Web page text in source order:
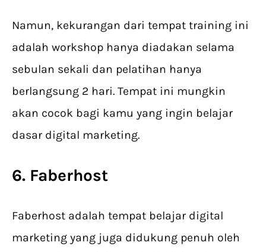
Namun, kekurangan dari tempat training ini
adalah workshop hanya diadakan selama
sebulan sekali dan pelatihan hanya
berlangsung 2 hari. Tempat ini mungkin
akan cocok bagi kamu yang ingin belajar
dasar digital marketing.
6. Faberhost
Faberhost adalah tempat belajar digital
marketing yang juga didukung penuh oleh